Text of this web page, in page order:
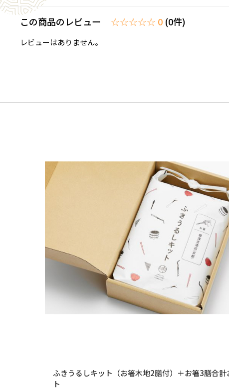
この商品のレビュー ☆☆☆☆☆ 0 (0件)
レビューはありません。
ふきうるしキット（お箸木地2膳付）＋お箸3膳合計
ト